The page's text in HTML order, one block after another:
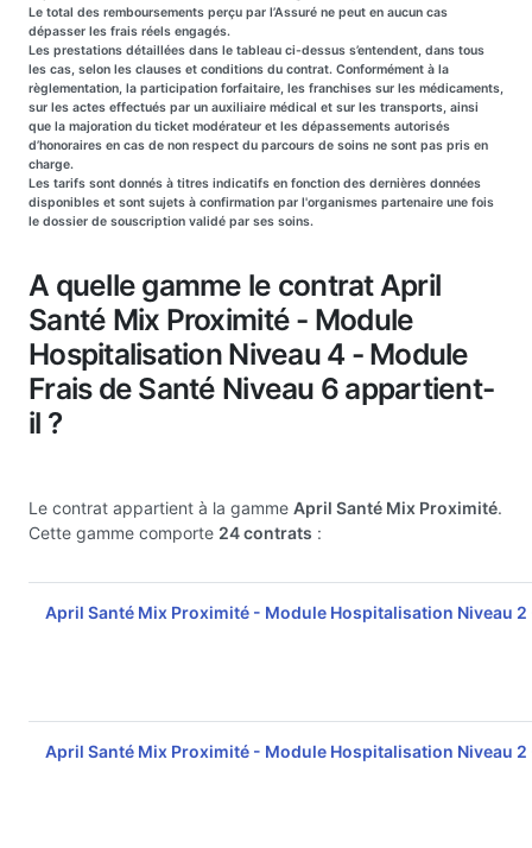
Le total des remboursements perçu par l’Assuré ne peut en aucun cas
dépasser les frais réels engagés.
Les prestations détaillées dans le tableau ci-dessus s’entendent, dans tous
les cas, selon les clauses et conditions du contrat. Conformément à la
règlementation, la participation forfaitaire, les franchises sur les médicaments,
sur les actes effectués par un auxiliaire médical et sur les transports, ainsi
que la majoration du ticket modérateur et les dépassements autorisés
d’honoraires en cas de non respect du parcours de soins ne sont pas pris en
charge.
Les tarifs sont donnés à titres indicatifs en fonction des dernières données
disponibles et sont sujets à confirmation par l'organismes partenaire une fois
le dossier de souscription validé par ses soins.
A quelle gamme le contrat April
Santé Mix Proximité - Module
Hospitalisation Niveau 4 - Module
Frais de Santé Niveau 6 appartient-
il ?
Le contrat appartient à la gamme April Santé Mix Proximité.
Cette gamme comporte 24 contrats :
April Santé Mix Proximité - Module Hospitalisation Niveau 2
April Santé Mix Proximité - Module Hospitalisation Niveau 2